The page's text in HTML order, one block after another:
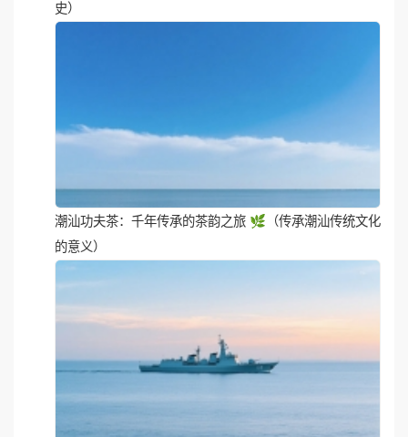
潮汕功夫茶：千年传承的茶韵之旅 🌿（传承潮汕传统文化
的意义）
茶文化的核心与茶叶特性揭秘（茶文化的核心内涵）